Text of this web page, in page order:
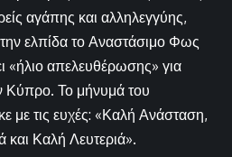
αγάπης και αλληλεγγύης,
ελπίδα το Αναστάσιμο Φως
«ήλιο απελευθέρωσης» για
Κύπρο. Το μήνυμά του
με τις ευχές: «Καλή Ανάσταση,
και Καλή Λευτεριά».